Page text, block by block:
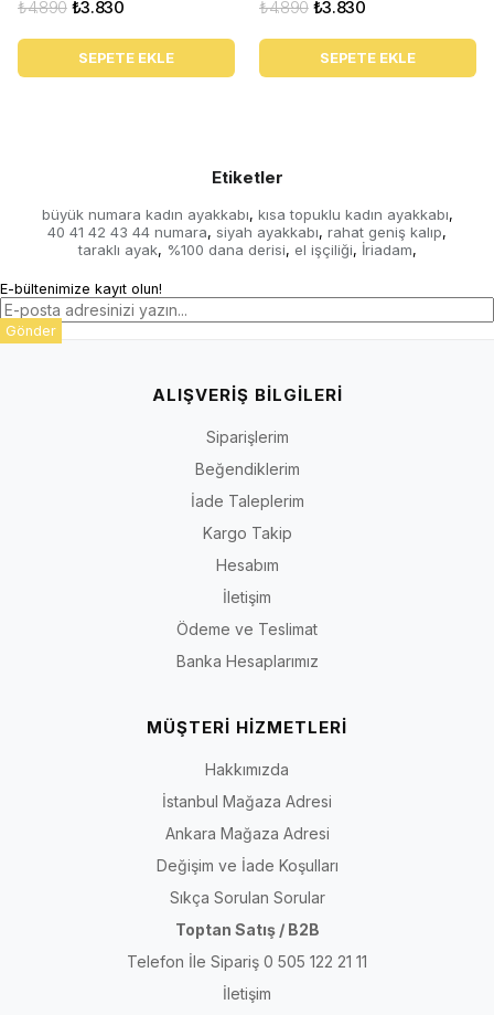
₺3.830
₺4.890
SEPETE EKLE
₺3.830
₺4.890
SEPETE EKLE
Etiketler
büyük numara kadın ayakkabı, kısa topuklu kadın ayakkabı,
40 41 42 43 44 numara, siyah ayakkabı, rahat geniş kalıp,
taraklı ayak, %100 dana derisi, el işçiliği, İriadam,
E-bültenimize kayıt olun!
Gönder
ALIŞVERİŞ BİLGİLERİ
Siparişlerim
Beğendiklerim
İade Taleplerim
Kargo Takip
Hesabım
İletişim
Ödeme ve Teslimat
Banka Hesaplarımız
MÜŞTERİ HİZMETLERİ
Hakkımızda
İstanbul Mağaza Adresi
Ankara Mağaza Adresi
Değişim ve İade Koşulları
Sıkça Sorulan Sorular
Toptan Satış / B2B
Telefon İle Sipariş 0 505 122 21 11
İletişim